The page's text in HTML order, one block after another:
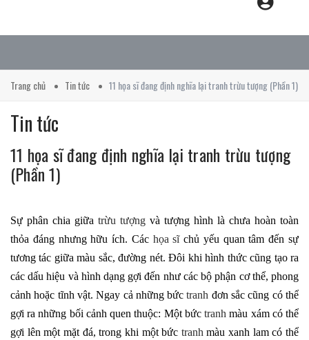
Trang chủ Tin tức 11 họa sĩ đang định nghĩa lại tranh trừu tượng (Phần 1)
Tin tức
11 họa sĩ đang định nghĩa lại tranh trừu tượng
(Phần 1)
Sự phân chia giữa trừu tượng và tượng hình là chưa hoàn toàn
thỏa đáng nhưng hữu ích. Các họa sĩchủ yếu quan tâm đến sự
tương tác giữa màu sắc, đường nét. Đôi khi hình thức cũng tạo ra
các dấu hiệu và hình dạng gợi đến như các bộ phận cơ thể, phong
cảnh hoặc tĩnh vật. Ngay cả những bứctranh đơn sắc cũng có thể
gợi ra những bối cảnh quen thuộc: Một bứctranh màu xám có thể
gợi lên một mặt đá, trong khi một bức tranh màu xanh lam có thể